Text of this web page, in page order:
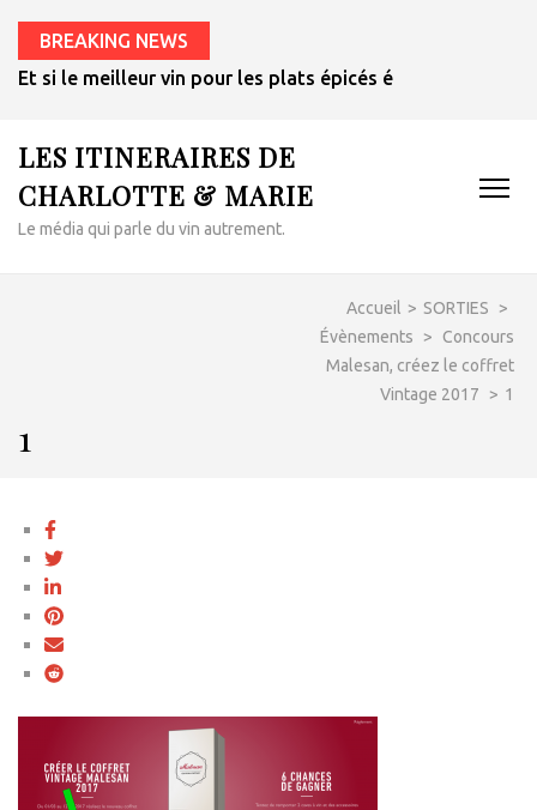
BREAKING NEWS
Et si le meilleur vin pour les plats épicés était un rosé de
LES ITINERAIRES DE
CHARLOTTE & MARIE
Le média qui parle du vin autrement.
Accueil > SORTIES
>
Évènements
> Concours
Malesan, créez le coffret
Vintage 2017
> 1
1